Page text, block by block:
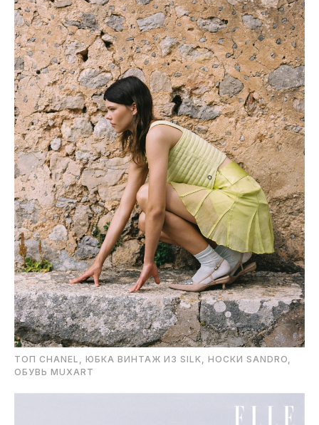
ТОП CHANEL, ЮБКА ВИНТАЖ ИЗ SILK, НОСКИ SANDRO,
ОБУВЬ MUXART